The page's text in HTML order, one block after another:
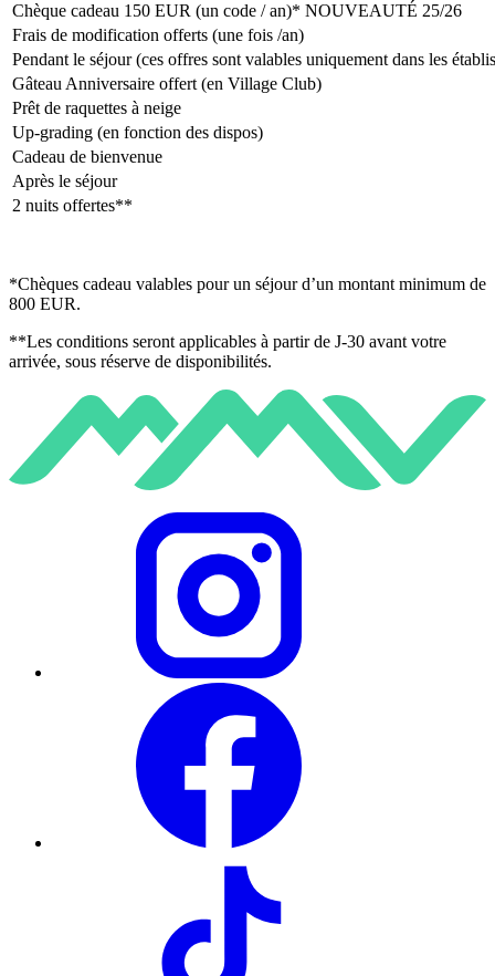
Chèque cadeau 150 EUR (un code / an)* NOUVEAUTÉ 25/26
Frais de modification offerts (une fois /an)
Pendant le séjour (ces offres sont valables uniquement dans les
Gâteau Anniversaire offert (en Village Club)
Prêt de raquettes à neige
Up-grading (en fonction des dispos)
Cadeau de bienvenue
Après le séjour
2 nuits offertes**
*Chèques cadeau valables pour un séjour d’un montant minimum de
800 EUR.
**Les conditions seront applicables à partir de J-30 avant votre
arrivée, sous réserve de disponibilités.